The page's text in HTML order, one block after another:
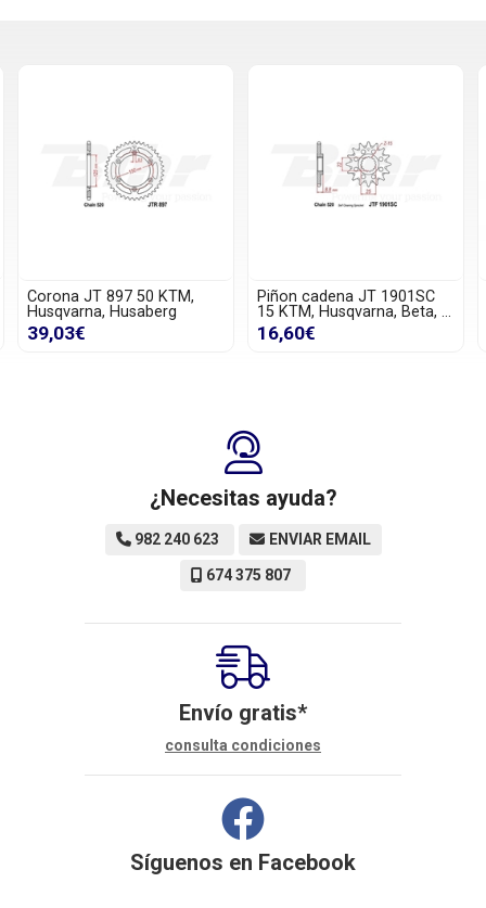
Piñon cadena JT 1901SC
15 KTM, Husqvarna, Beta, ...
16,60€
Piñon cadena JT 1401 14
Suzuki, Kawasaki
11,45€
¿Necesitas ayuda?
982 240 623 ENVIAR EMAIL
674 375 807
Envío gratis*
consulta condiciones
Síguenos en Facebook